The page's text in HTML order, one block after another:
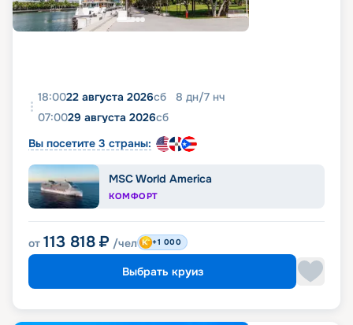
18:0022 августа 2026сб 8 дн/7 нч
07:0029 августа 2026сб
Вы посетите 3 страны:
MSC World America
КОМФОРТ
от 113 818 ₽ /чел +1 000
Выбрать круиз